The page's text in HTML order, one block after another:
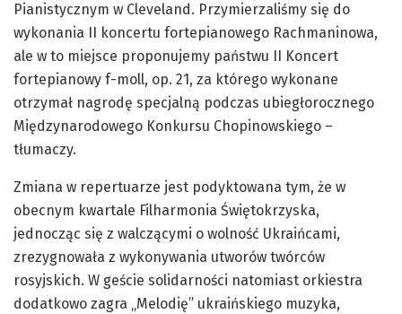
Pianistycznym w Cleveland. Przymierzaliśmy się do
wykonania II koncertu fortepianowego Rachmaninowa,
ale w to miejsce proponujemy państwu II Koncert
fortepianowy f-moll, op. 21, za którego wykonane
otrzymał nagrodę specjalną podczas ubiegłorocznego
Międzynarodowego Konkursu Chopinowskiego –
tłumaczy.
Zmiana w repertuarze jest podyktowana tym, że w
obecnym kwartale Filharmonia Świętokrzyska,
jednocząc się z walczącymi o wolność Ukraińcami,
zrezygnowała z wykonywania utworów twórców
rosyjskich. W geście solidarności natomiast orkiestra
dodatkowo zagra „Melodię” ukraińskiego muzyka,